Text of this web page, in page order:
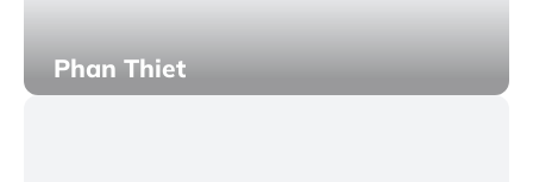
Phan Thiet